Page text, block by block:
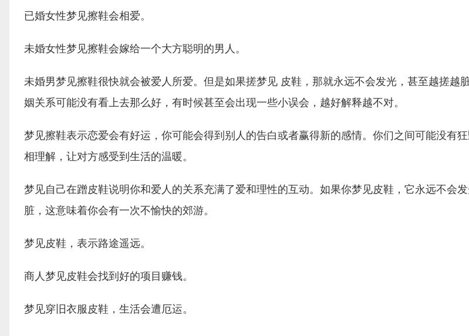
已婚女性梦见擦鞋会相爱。
未婚女性梦见擦鞋会嫁给一个大方聪明的男人。
未婚男梦见擦鞋很快就会被爱人所爱。但是如果搓梦见 皮鞋，那就永远不会发光，甚至越搓越
姻关系可能没有看上去那么好，有时候甚至会出现一些小误会，越好解释越不对。
梦见擦鞋表示恋爱会有好运，你可能会得到别人的告白或者赢得新的感情。你们之间可能没有
相理解，让对方感受到生活的温暖。
梦见自己在蹭皮鞋说明你和爱人的关系充满了爱和理性的互动。如果你梦见皮鞋，它永远不会
脏，这意味着你会有一次不愉快的郊游。
梦见皮鞋，表示路途遥远。
商人梦见皮鞋会找到好的项目赚钱。
梦见穿旧衣服皮鞋，生活会遭厄运。